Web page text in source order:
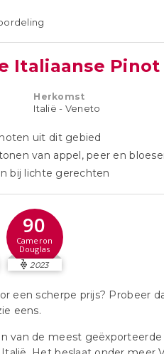
Italiaanse Pinot
Herkomst
Italië - Veneto
uit dit gebied
van appel, peer en
bij lichte gerechten
90
Cameron
Douglas
2023
een scherpe prijs? Probeer
eens.
van de meest geëxporteerde